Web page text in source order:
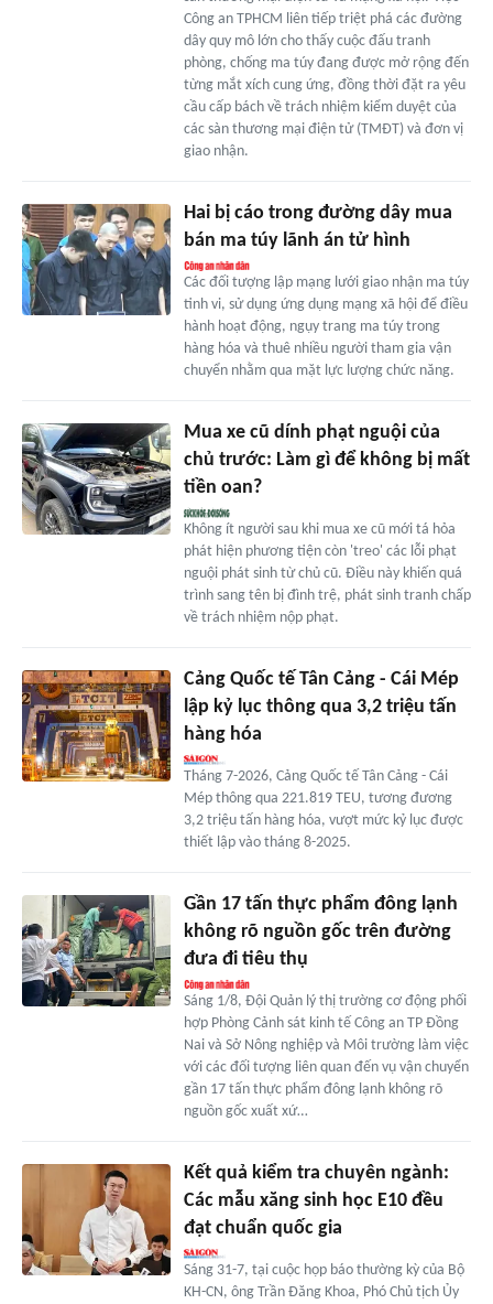
Công an TPHCM liên tiếp triệt phá các đường
dây quy mô lớn cho thấy cuộc đấu tranh
phòng, chống ma túy đang được mở rộng đến
từng mắt xích cung ứng, đồng thời đặt ra yêu
cầu cấp bách về trách nhiệm kiểm duyệt của
các sàn thương mại điện tử (TMĐT) và đơn vị
giao nhận.
Hai bị cáo trong đường dây mua
bán ma túy lãnh án tử hình
Các đối tượng lập mạng lưới giao nhận ma túy
tinh vi, sử dụng ứng dụng mạng xã hội để điều
hành hoạt động, ngụy trang ma túy trong
hàng hóa và thuê nhiều người tham gia vận
chuyển nhằm qua mặt lực lượng chức năng.
Mua xe cũ dính phạt nguội của
chủ trước: Làm gì để không bị mất
tiền oan?
Không ít người sau khi mua xe cũ mới tá hỏa
phát hiện phương tiện còn 'treo' các lỗi phạt
nguội phát sinh từ chủ cũ. Điều này khiến quá
trình sang tên bị đình trệ, phát sinh tranh chấp
về trách nhiệm nộp phạt.
Cảng Quốc tế Tân Cảng - Cái Mép
lập kỷ lục thông qua 3,2 triệu tấn
hàng hóa
Tháng 7-2026, Cảng Quốc tế Tân Cảng - Cái
Mép thông qua 221.819 TEU, tương đương
3,2 triệu tấn hàng hóa, vượt mức kỷ lục được
thiết lập vào tháng 8-2025.
Gần 17 tấn thực phẩm đông lạnh
không rõ nguồn gốc trên đường
đưa đi tiêu thụ
Sáng 1/8, Đội Quản lý thị trường cơ động phối
hợp Phòng Cảnh sát kinh tế Công an TP Đồng
Nai và Sở Nông nghiệp và Môi trường làm việc
với các đối tượng liên quan đến vụ vận chuyển
gần 17 tấn thực phẩm đông lạnh không rõ
nguồn gốc xuất xứ…
Kết quả kiểm tra chuyên ngành:
Các mẫu xăng sinh học E10 đều
đạt chuẩn quốc gia
Sáng 31-7, tại cuộc họp báo thường kỳ của Bộ
KH-CN, ông Trần Đăng Khoa, Phó Chủ tịch Ủy